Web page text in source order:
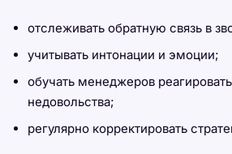
отслеживать обратную связь в
учитывать интонации и эмоции;
обучать менеджеров
недовольства;
регулярно корректировать